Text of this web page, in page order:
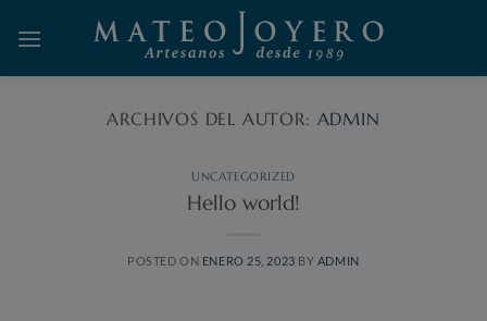
ARCHIVOS DEL AUTOR: ADMIN
UNCATEGORIZED
Hello world!
POSTED ON ENERO 25, 2023 BY ADMIN